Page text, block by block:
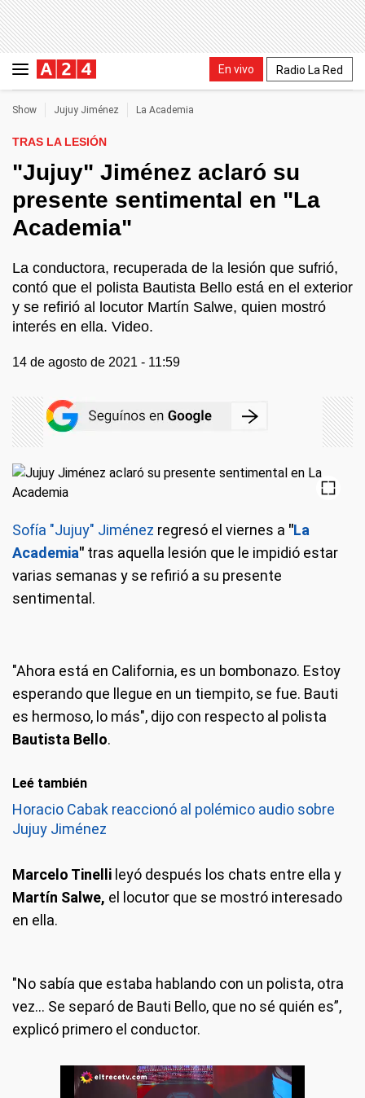
En vivo Radio La Red
Show Jujuy Jiménez La Academia
TRAS LA LESIÓN
"Jujuy" Jiménez aclaró su
presente sentimental en "La
Academia"
La conductora, recuperada de la lesión que sufrió,
contó que el polista Bautista Bello está en el exterior
y se refirió al locutor Martín Salwe, quien mostró
interés en ella. Video.
14 de agosto de 2021 - 11:59
Sofía "Jujuy" Jiménez regresó el viernes a "La
Academia" tras aquella lesión que le impidió estar
varias semanas y se refirió a su presente
sentimental.
"Ahora está en California, es un bombonazo. Estoy
esperando que llegue en un tiempito, se fue. Bauti
es hermoso, lo más", dijo con respecto al polista
Bautista Bello.
Leé también
Horacio Cabak reaccionó al polémico audio sobre
Jujuy Jiménez
Marcelo Tinelli leyó después los chats entre ella y
Martín Salwe, el locutor que se mostró interesado
en ella.
"No sabía que estaba hablando con un polista, otra
vez… Se separó de Bauti Bello, que no sé quién es”,
explicó primero el conductor.